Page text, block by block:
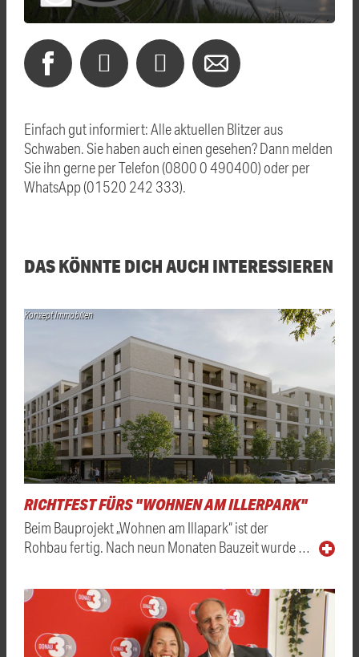
Einfach gut informiert: Alle aktuellen Blitzer aus
Schwaben. Sie haben auch einen gesehen? Dann melden
Sie ihn gerne per Telefon (0800 0 490400) oder per
WhatsApp (01520 242 333).
DAS KÖNNTE DICH AUCH INTERESSIEREN
Konzept Immobilien
RICHTFEST FÜRS "WOHNEN AM ILLERPARK"
Beim Bauprojekt „Wohnen am Illapark“ ist der
Rohbau fertig. Nach neun Monaten Bauzeit wurde …